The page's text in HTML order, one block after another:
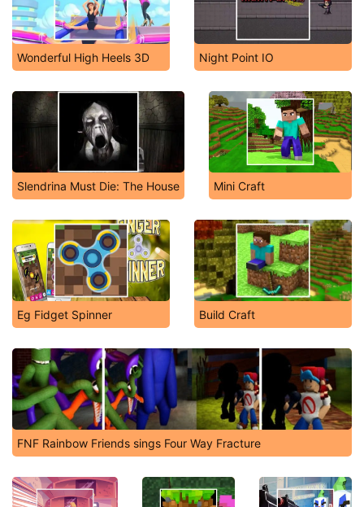
Wonderful High Heels 3D Night Point IO
Slendrina Must Die: The House Mini Craft
Eg Fidget Spinner Build Craft
FNF Rainbow Friends sings Four Way Fracture